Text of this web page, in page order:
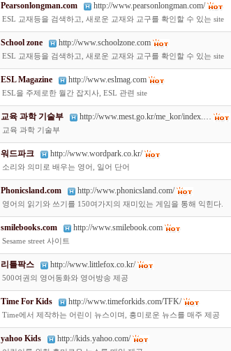
Pearsonlongman.com http://www.pearsonlongman.com/
ESL 교재등을 검색하고, 새로운 교재와 교구를 확인할 수 있는 site
School zone http://www.schoolzone.com
ESL 교재등을 검색하고, 새로운 교재와 교구를 확인할 수 있는 site
ESL Magazine http://www.eslmag.com
ESL을 주제로한 월간 잡지사, ESL 관련 site
교육 과학 기술부 http://www.mest.go.kr/me_kor/index.…
교육 과학 기술부
워드파크 http://www.wordpark.co.kr/
소리와 의미로 배우는 영어, 일어 단어
Phonicsland.com http://www.phonicsland.com/
영어의 읽기와 쓰기를 150여가지의 재미있는 게임을 통해 익힌다.
smilebooks.com http://www.smilebook.com
Sesame street 사이트
리틀팍스 http://www.littlefox.co.kr/
500여권의 영어동화와 영어방송 제공
Time For Kids http://www.timeforkids.com/TFK/
Time에서 제작하는 어린이 뉴스이며, 흥미로운 뉴스를 매주 제공
yahoo Kids http://kids.yahoo.com/